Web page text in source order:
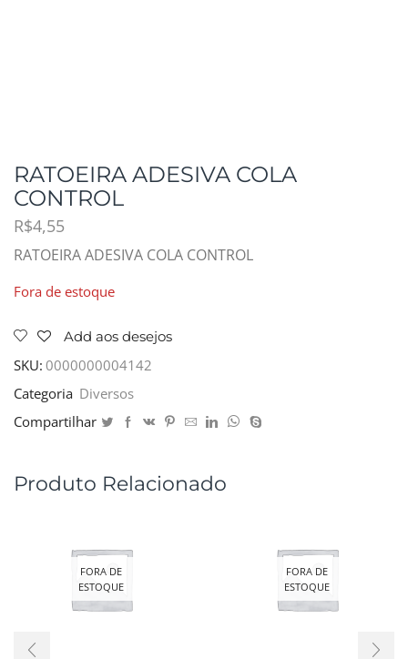
RATOEIRA ADESIVA COLA
CONTROL
R$4,55
RATOEIRA ADESIVA COLA CONTROL
Fora de estoque
Add aos desejos
SKU: 0000000004142
Categoria Diversos
Compartilhar
Produto Relacionado
FORA DE
ESTOQUE
FORA DE
ESTOQUE